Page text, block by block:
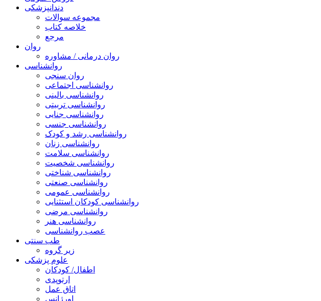
دندانپزشکی
مجموعه سوالات
خلاصه کتاب
مرجع
روان
روان درمانی / مشاوره
روانشناسی
روان سنجی
روانشناسی اجتماعی
روانشناسی بالینی
روانشناسی تربیتی
روانشناسی جنایی
روانشناسی جنسی
روانشناسی رشد و کودک
روانشناسی زنان
روانشناسی سلامت
روانشناسی شخصیت
روانشناسی شناختی
روانشناسی صنعتی
روانشناسی عمومی
روانشناسی کودکان استثنایی
روانشناسی مرضی
روانشناسی هنر
عصب روانشناسی
طب سنتی
زیر گروه
علوم پزشکی
اطفال/ کودکان
ارتوپدی
اتاق عمل
اورژانس